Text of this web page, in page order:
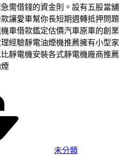
需借錢的資金則。設有五股當舖
讓愛車幫你長短期週轉抵押問題
車借款鑑定估價汽車原車的創業
經驗靜電油煙機推薦擁有小型家
靜電機安裝各式靜電機廠商推薦
未分類